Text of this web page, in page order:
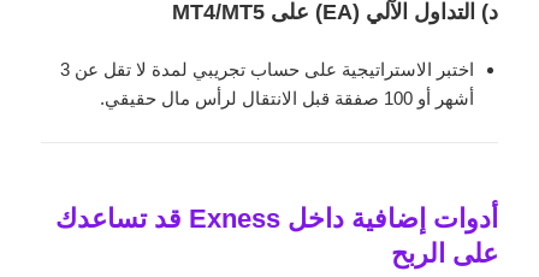
د) التداول الآلي (EA) على MT4/MT5
اختبر الاستراتيجية على حساب تجريبي لمدة لا تقل عن 3
أشهر أو 100 صفقة قبل الانتقال لرأس مال حقيقي.
أدوات إضافية داخل Exness قد تساعدك
على الربح